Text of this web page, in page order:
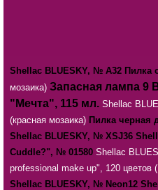
Shellac BLUESKY, № А32 Пилка
мозаика) Запасная лампа 9
"Мечта", 115 мл. Shellac
(красная мозаика) Пилка черная
Shellac BLUESKY, № XSJ36
Cuddle?", № 01580 Shellac
professional make up", 120 цветов
Shellac BLUESKY, № Neon12